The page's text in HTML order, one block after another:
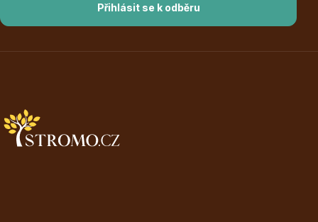
Přihlásit se k odběru